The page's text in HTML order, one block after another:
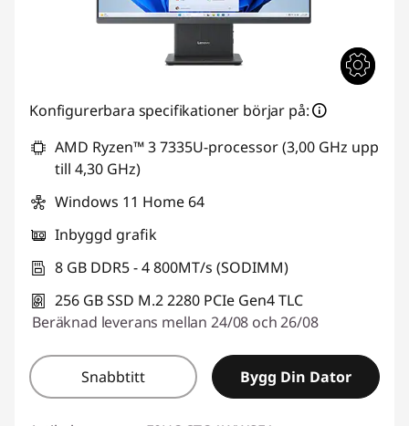
Konfigurerbara specifikationer börjar på:
AMD Ryzen™ 3 7335U-processor (3,00 GHz upp
till 4,30 GHz)
Windows 11 Home 64
Inbyggd grafik
8 GB DDR5 - 4 800MT/s (SODIMM)
256 GB SSD M.2 2280 PCIe Gen4 TLC
Beräknad leverans mellan 24/08 och 26/08
Snabbtitt Bygg Din Dator